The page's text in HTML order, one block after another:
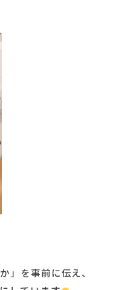
」を事前に伝え、